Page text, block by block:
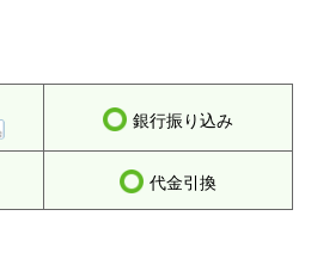
銀行振り込み
代金引換